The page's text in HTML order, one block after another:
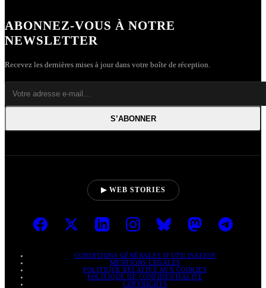
ABONNEZ-VOUS À NOTRE
NEWSLETTER
Recevez les dernières mises à jour dans votre boîte de réception.
S’ABONNER
▶ WEB STORIES
CONDITIONS GÉNÉRALES D’UTILISATION
MENTIONS LÉGALES
POLITIQUE RELATIVE AUX COOKIES
POLITIQUE DE CONFIDENTIALITÉ
COPYRIGHTS